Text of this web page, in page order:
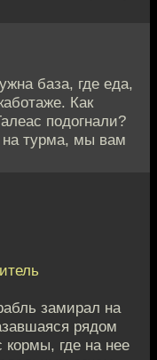
база, где еда,
Как
подогнали?
на турма, мы вам
замирал на
рядом
кормы, где на нее